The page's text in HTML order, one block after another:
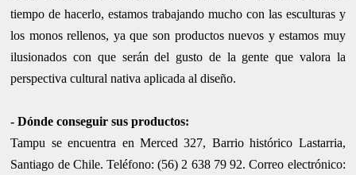
tiempo de hacerlo, estamos trabajando mucho con las esculturas y
los monos rellenos, ya que son productos nuevos y estamos muy
ilusionados con que serán del gusto de la gente que valora la
perspectiva cultural nativa aplicada al diseño.
-Dónde conseguir sus productos:
Tampu se encuentra en Merced 327, Barrio histórico Lastarria,
Santiago de Chile. Teléfono: (56) 2 638 79 92. Correo electrónico: